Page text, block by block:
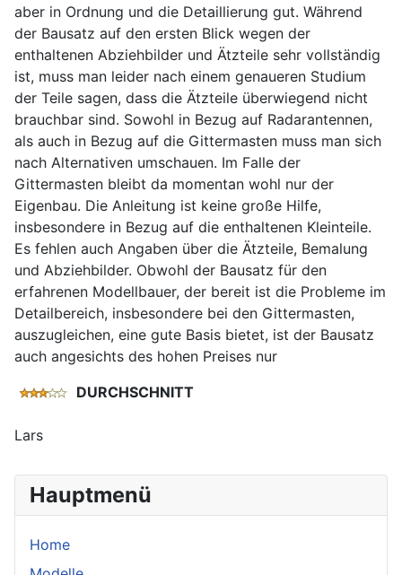
Hauptmenü
Home
aber in Ordnung und die Detaillierung gut. Während
der Bausatz auf den ersten Blick wegen der
enthaltenen Abziehbilder und Ätzteile sehr vollständig
ist, muss man leider nach einem genaueren Studium
der Teile sagen, dass die Ätzteile überwiegend nicht
brauchbar sind. Sowohl in Bezug auf Radarantennen,
als auch in Bezug auf die Gittermasten muss man sich
nach Alternativen umschauen. Im Falle der
Gittermasten bleibt da momentan wohl nur der
Eigenbau. Die Anleitung ist keine große Hilfe,
insbesondere in Bezug auf die enthaltenen Kleinteile.
Es fehlen auch Angaben über die Ätzteile, Bemalung
und Abziehbilder. Obwohl der Bausatz für den
erfahrenen Modellbauer, der bereit ist die Probleme im
Detailbereich, insbesondere bei den Gittermasten,
auszugleichen, eine gute Basis bietet, ist der Bausatz
auch angesichts des hohen Preises nur
DURCHSCHNITT
Lars